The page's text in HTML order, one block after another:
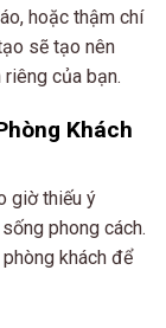
hoặc thậm chí
sẽ tạo nên
của bạn.
Khách
giờ thiếu ý
phong cách.
khách để